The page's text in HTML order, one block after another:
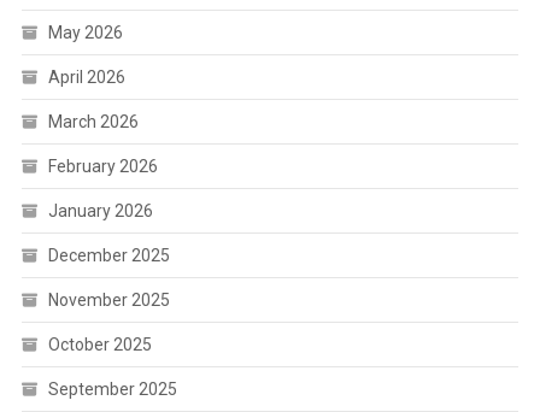
May 2026
April 2026
March 2026
February 2026
January 2026
December 2025
November 2025
October 2025
September 2025